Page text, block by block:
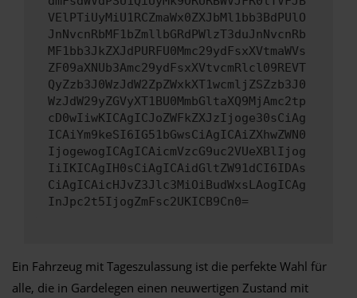
VElPTiUyMiU1RCZmaWx0ZXJbMl1bb3BdPUlO
JnNvcnRbMF1bZmllbGRdPWlzT3duJnNvcnRb
MF1bb3JkZXJdPURFU0Mmc29ydFsxXVtmaWVs
ZF09aXNUb3Amc29ydFsxXVtvcmRlcl09REVT
QyZzb3J0WzJdW2ZpZWxkXT1wcmljZSZzb3J0
WzJdW29yZGVyXT1BU0MmbGltaXQ9MjAmc2tp
cD0wIiwKICAgICJoZWFkZXJzIjoge30sCiAg
ICAiYm9keSI6IG51bGwsCiAgICAiZXhwZWN0
IjogewogICAgICAicmVzcG9uc2VUeXBlIjog
IiIKICAgIH0sCiAgICAidGltZW91dCI6IDAs
CiAgICAicHJvZ3Jlc3MiOiBudWxsLAogICAg
InJpc2t5IjogZmFsc2UKICB9Cn0=
Ein Fahrzeug mit Tageszulassung ist die perfekte Wahl für
alle, die in Gardelegen einen neuwertigen Zustand mit